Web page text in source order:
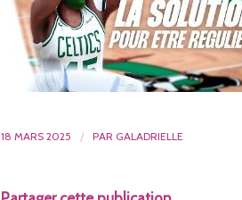
18 MARS 2025 / PAR GALADRIELLE